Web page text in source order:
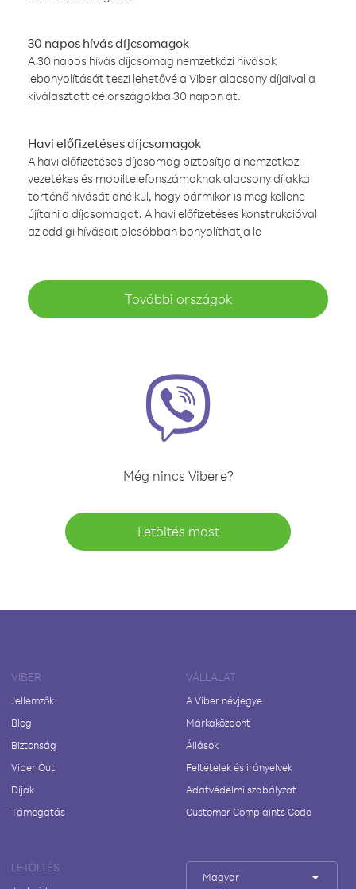
30 napos hívás díjcsomagok
A 30 napos hívás díjcsomag nemzetközi hívások
lebonyolítását teszi lehetővé a Viber alacsony díjaival a
kiválasztott célországokba 30 napon át.
Havi előfizetéses díjcsomagok
A havi előfizetéses díjcsomag biztosítja a nemzetközi
vezetékes és mobiltelefonszámoknak alacsony díjakkal
történő hívását anélkül, hogy bármikor is meg kellene
újítani a díjcsomagot. A havi előfizetéses konstrukcióval
az eddigi hívásait olcsóbban bonyolíthatja le
További országok
Még nincs Vibere?
Letöltés most
VIBER
Jellemzők
Blog
Biztonság
Viber Out
Díjak
Támogatás
VÁLLALAT
A Viber névjegye
Márkaközpont
Állások
Feltételek és irányelvek
Adatvédelmi szabályzat
Customer Complaints Code
LETÖLTÉS
Magyar